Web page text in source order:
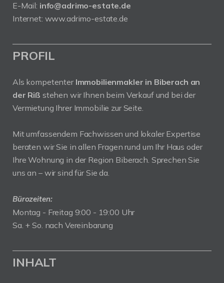
E-Mail: info@adrimo-estate.de
Internet: www.adrimo-estate.de
PROFIL
Als kompetenter Immobilienmakler in Biberach an
der Riß stehen wir Ihnen beim Verkauf und bei der
Vermietung Ihrer Immobilie zur Seite.
Mit umfassendem Fachwissen und lokaler Expertise
beraten wir Sie in allen Fragen rund um Ihr Haus oder
Ihre Wohnung in der Region Biberach. Sprechen Sie
uns an – wir sind für Sie da.
Bürozeiten:
Montag - Freitag 9:00 - 19:00 Uhr
Sa. + So. nach Vereinbarung
INHALT